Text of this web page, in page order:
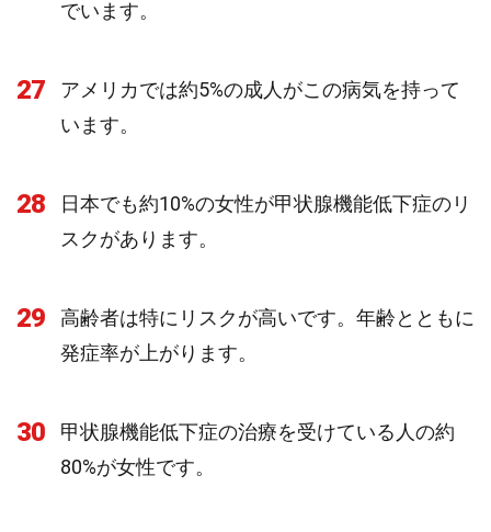
でいます。
27
アメリカでは約5%の成人がこの病気を持って
います。
28
日本でも約10%の女性が甲状腺機能低下症のリ
スクがあります。
29
高齢者は特にリスクが高いです。年齢とともに
発症率が上がります。
30
甲状腺機能低下症の治療を受けている人の約
80%が女性です。